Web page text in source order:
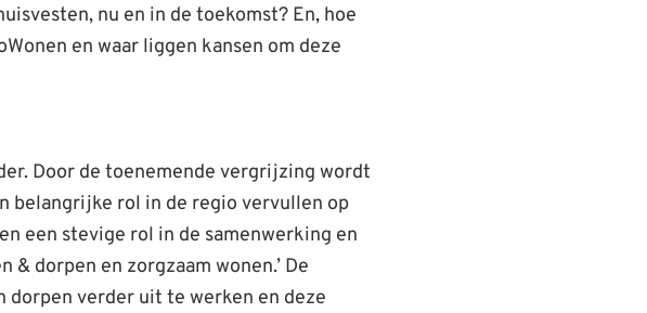
nu en in de toekomst? En, hoe
en waar liggen kansen om deze
Door de toenemende vergrijzing wordt
belangrijke rol in de regio vervullen op
een stevige rol in de samenwerking en
dorpen en zorgzaam wonen.’ De
dorpen verder uit te werken en deze